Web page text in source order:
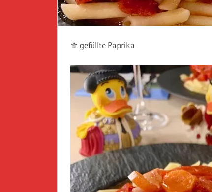
⚜️ gefüllte Paprika